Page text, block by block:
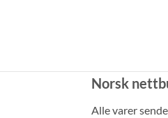
Norsk
Alle varer